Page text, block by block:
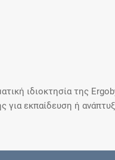
ιδιοκτησία της
εκπαίδευση ή